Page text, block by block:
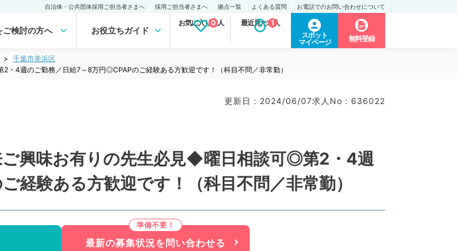
自治体・公共団体採用ご担当者さまへ 採用ご担当者さまへ 拠点一覧 よくある質問 お電話でのお問い合わせについて
ご検討の方へ お役立ちガイド
お気に入り求人
0 最近見た求人
1
スポット
マイページ
無料登録
千葉市美浜区
4週のご勤務／日給7～8万円◎CPAPのご経験ある方歓迎です！（科目不問／非常勤）
更新日 : 2024/06/07求人No : 636022
ご興味お有りの先生必見◆曜日相談可◎第2・4週
験ある方歓迎です！（科目不問／非常勤）
最新の募集状況を問い合わせる